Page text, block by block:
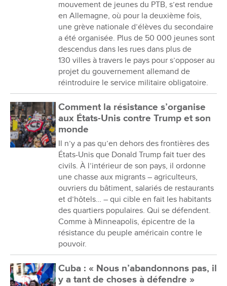
mouvement de jeunes du PTB, s’est rendue
en Allemagne, où pour la deuxième fois,
une grève nationale d’élèves du secondaire
a été organisée. Plus de 50 000 jeunes sont
descendus dans les rues dans plus de
130 villes à travers le pays pour s’opposer au
projet du gouvernement allemand de
réintroduire le service militaire obligatoire.
Comment la résistance s’organise
aux États-Unis contre Trump et son
monde
Il n’y a pas qu’en dehors des frontières des
États-Unis que Donald Trump fait tuer des
civils. À l’intérieur de son pays, il ordonne
une chasse aux migrants – agriculteurs,
ouvriers du bâtiment, salariés de restaurants
et d’hôtels… – qui cible en fait les habitants
des quartiers populaires. Qui se défendent.
Comme à Minneapolis, épicentre de la
résistance du peuple américain contre le
pouvoir.
Cuba : « Nous n’abandonnons pas, il
y a tant de choses à défendre »